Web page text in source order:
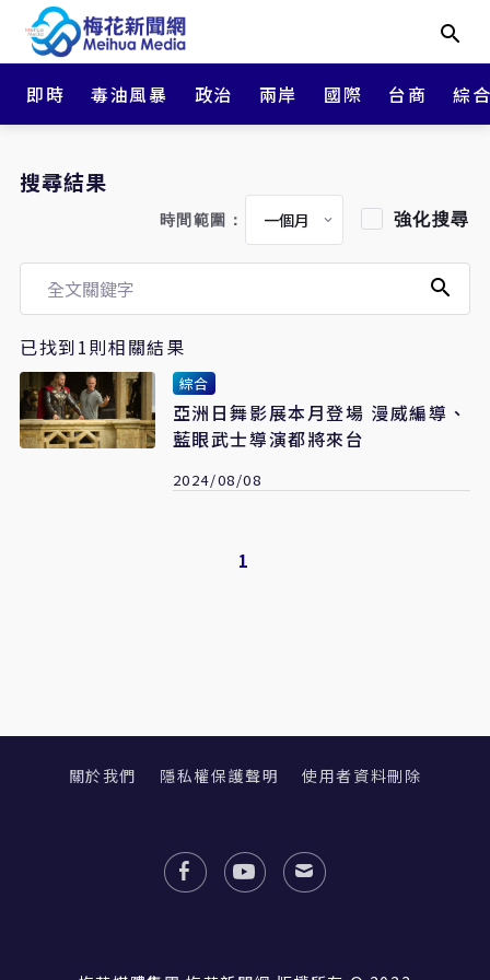
即時 毒油風暴 政治 兩岸 國際 台商 綜
搜尋結果
時間範圍： 強化搜尋
已找到1則相關結果
綜合
亞洲日舞影展本月登場 漫威編導、
藍眼武士導演都將來台
2024/08/08
1
關於我們 隱私權保護聲明 使用者資料刪除